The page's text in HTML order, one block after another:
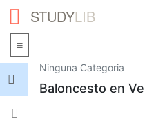
STUDYLIB
Ninguna Categoria
Baloncesto en